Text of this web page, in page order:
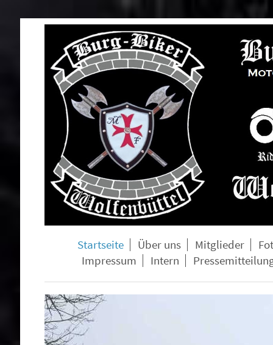
Startseite Über uns Mitglieder
Impressum
Intern